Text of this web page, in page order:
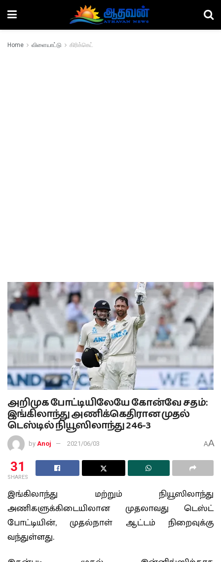
Home விளையாட்டு கிரிக்கெட்
அறிமுக போட்டியிலேயே கோன்வே சதம்:
இங்கிலாந்து அணிக்கெதிரான முதல்
டெஸ்டில் நியூஸிலாந்து 246-3
by Anoj 2021/06/03 AA
31
SHARES
இங்கிலாந்து மற்றும் நியூஸிலாந்து
அணிகளுக்கிடையிலான முதலாவது டெஸ்ட்
போட்டியின், முதல்நாள் ஆட்டம் நிறைவுக்கு
வந்துள்ளது.